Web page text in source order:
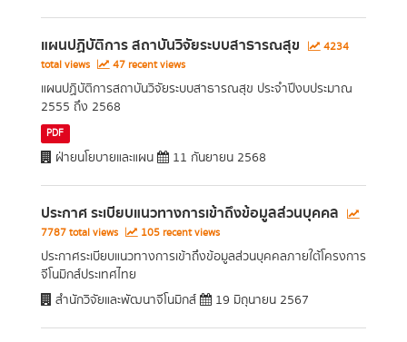
แผนปฏิบัติการ สถาบันวิจัยระบบสาธารณสุข
4234
total views
47 recent views
แผนปฏิบัติการสถาบันวิจัยระบบสาธารณสุข ประจำปีงบประมาณ
2555 ถึง 2568
PDF
ฝ่ายนโยบายและแผน 11 กันยายน 2568
ประกาศ ระเบียบแนวทางการเข้าถึงข้อมูลส่วนบุคคล
7787 total views 105 recent views
ประกาศระเบียบแนวทางการเข้าถึงข้อมูลส่วนบุคคลภายใต้โครงการ
จีโนมิกส์ประเทศไทย
สำนักวิจัยและพัฒนาจีโนมิกส์
19 มิถุนายน 2567